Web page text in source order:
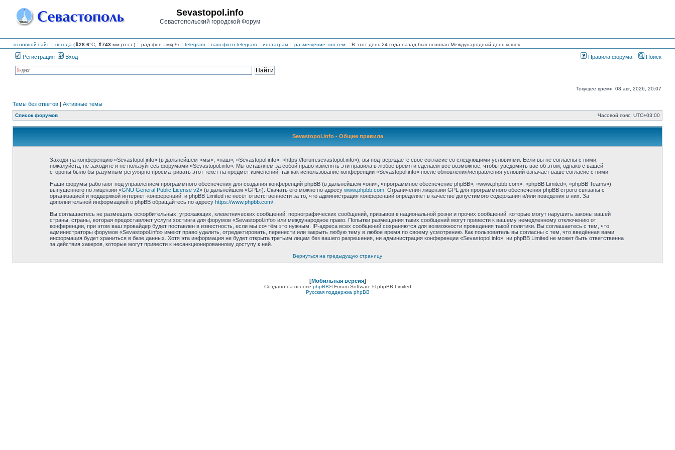
Sevastopol.info
Севастопольский городской Форум
основной сайт :: погода (⇓28.6°C, ⇑743 мм.рт.ст.) :: рад.фон - мкр/ч :: telegram :: наш фото-telegram :: инстаграм :: размещение топ-тем :: В этот день 24 года назад был основан Международный день кошек
Регистрация Вход Правила форума Поиск
Текущее время: 08 авг, 2026, 20:07
Темы без ответов | Активные темы
Список форумов Часовой пояс: UTC+03:00
Sevastopol.info - Общие правила
Заходя на конференцию «Sevastopol.info» (в дальнейшем «мы», «наш», «Sevastopol.info», «https://forum.sevastopol.info»), вы подтверждаете своё согласие со следующими условиями. Если вы не согласны с ними,
пожалуйста, не заходите и не пользуйтесь форумами «Sevastopol.info». Мы оставляем за собой право изменять эти правила в любое время и сделаем всё возможное, чтобы уведомить вас об этом, однако с вашей
стороны было бы разумным регулярно просматривать этот текст на предмет изменений, так как использование конференции «Sevastopol.info» после обновления/исправления условий означает ваше согласие с ними.
Наши форумы работают под управлением программного обеспечения для создания конференций phpBB (в дальнейшем «они», «программное обеспечение phpBB», «www.phpbb.com», «phpBB Limited», «phpBB Teams»),
выпущенного по лицензии «GNU General Public License v2» (в дальнейшем «GPL»). Скачать его можно по адресу www.phpbb.com. Ограничения лицензии GPL для программного обеспечения phpBB строго связаны с
организацией и поддержкой интернет-конференций, и phpBB Limited не несёт ответственности за то, что администрация конференций определяет в качестве допустимого содержания и/или поведения в них. За
дополнительной информацией о phpBB обращайтесь по адресу https://www.phpbb.com/.
Вы соглашаетесь не размещать оскорбительных, угрожающих, клеветнических сообщений, порнографических сообщений, призывов к национальной розни и прочих сообщений, которые могут нарушить законы вашей
страны, страны, которая предоставляет услуги хостинга для форумов «Sevastopol.info» или международное право. Попытки размещения таких сообщений могут привести к вашему немедленному отключению от
конференции, при этом ваш провайдер будет поставлен в известность, если мы сочтём это нужным. IP-адреса всех сообщений сохраняются для возможности проведения такой политики. Вы соглашаетесь с тем, что
администраторы форумов «Sevastopol.info» имеют право удалить, отредактировать, перенести или закрыть любую тему в любое время по своему усмотрению. Как пользователь вы согласны с тем, что введённая вами
информация будет храниться в базе данных. Хотя эта информация не будет открыта третьим лицам без вашего разрешения, ни администрация конференции «Sevastopol.info», ни phpBB Limited не может быть ответственна
за действия хакеров, которые могут привести к несанкционированному доступу к ней.
Вернуться на предыдущую страницу
[Мобильная версия]
Создано на основе phpBB® Forum Software © phpBB Limited
Русская поддержка phpBB